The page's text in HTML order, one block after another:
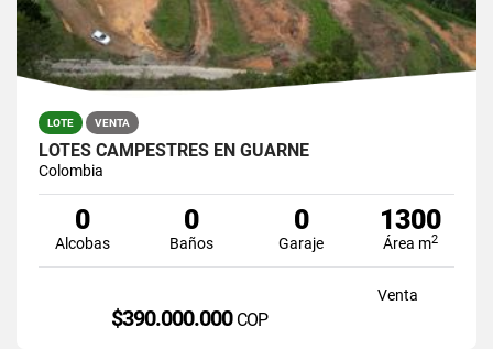
LOTE VENTA
LOTES CAMPESTRES EN GUARNE
Colombia
0
Alcobas
0
Baños
0
Garaje
1300
Área m2
Venta
$390.000.000 COP